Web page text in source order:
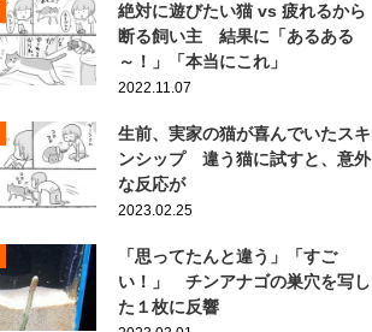
絶対に遊びたい猫 vs 疲れるから
断る飼い主 結果に「あるある
～！」「本当にこれ」
2022.11.07
生前、実家の猫が喜んでいたスキ
ンシップ 違う猫に試すと、意外
な反応が
2023.02.25
「思ってたんと違う」「すご
い！」 チンアナゴの巣穴を写し
た１枚に反響